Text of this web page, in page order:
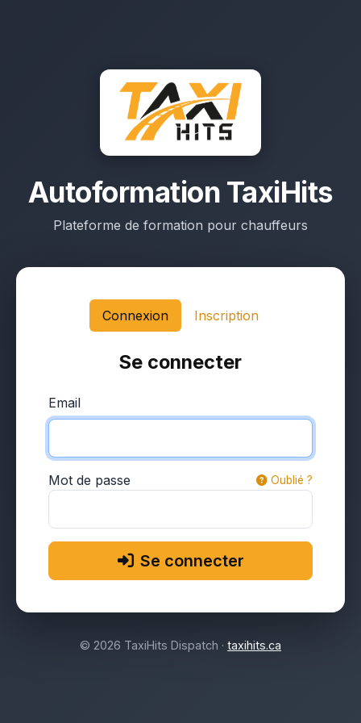
Autoformation TaxiHits
Plateforme de formation pour chauffeurs
Connexion Inscription
Se connecter
Email
Mot de passe Oublié ?
Se connecter
© 2026 TaxiHits Dispatch · taxihits.ca